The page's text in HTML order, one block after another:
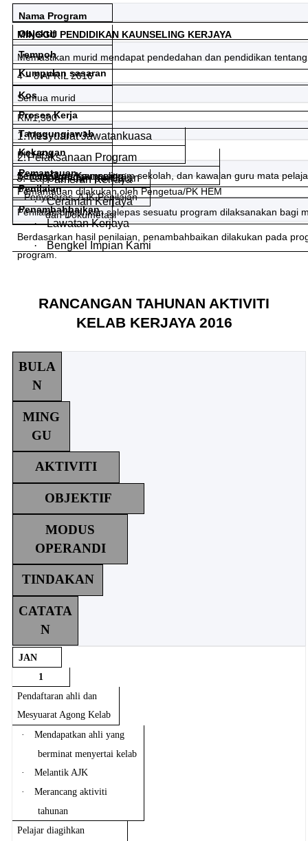
Nama Program
MINGGU PENDIDIKAN KAUNSELING KERJAYA
Objektif
Memastikan murid mendapat pendedahan dan pendidikan
Tempoh
4 – 8 APRIL 2016
Kumpulan sasaran
Semua murid
Kos
RM1,300
Proses Kerja
1.Mesyuarat Jawatankuasa
2.Pelaksanaan Program
·
Pameran Kerjaya
·
Ceramah Kerjaya
·
Lawatan Kerjaya
·
Bengkel Impian Kami
3. Laporan dan penilaian
Tanggungjawab
PK HEM
Semua Guru Kaunseling
Semua Guru Kaunseling
Penyelaras, AJK Penilaian
dan Dokumetasi
Kekangan
Bertindan dengan program sekolah, dan kawalan guru mata
Pemantauan
Pemantauan dilakukan oleh Pengetua/PK HEM
Penilaian
Penilaian dijalankan selepas sesuatu program dilaksanakan bagi
Penambahbaikan
Berdasarkan hasil penilaian, penambahbaikan dilakukan pada
program.
RANCANGAN TAHUNAN AKTIVITI
KELAB KERJAYA 2016
BULA
N
MING
GU
AKTIVITI
OBJEKTIF
MODUS
OPERANDI
TINDAKAN
CATATA
N
JAN
1
Pendaftaran ahli dan
Mesyuarat Agong Kelab
·
Mendapatkan ahli yang
berminat menyertai kelab
·
Melantik AJK
·
Merancang aktiviti
tahunan
Pelajar diagihkan